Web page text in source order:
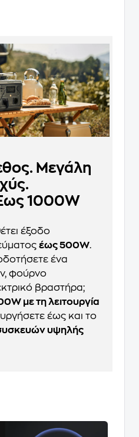
Μεγάλη
1000W
έξοδο
έως 500W.
ένα
φούρνο
βραστήρα;
με τη λειτουργία
έως και το
υψηλής